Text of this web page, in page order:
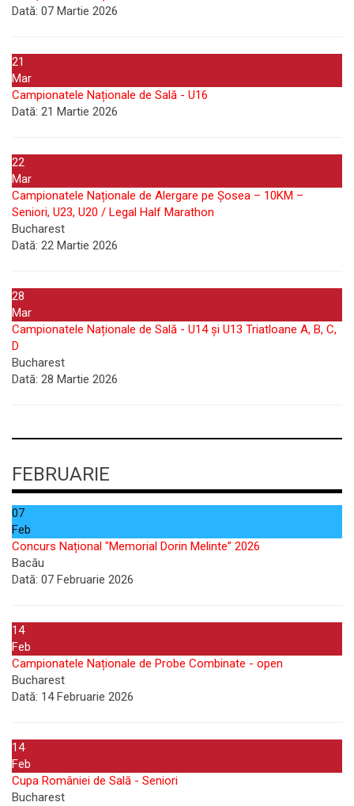
Dată: 07 Martie 2026
21
Mar
Campionatele Naționale de Sală - U16
Dată: 21 Martie 2026
22
Mar
Campionatele Naționale de Alergare pe Șosea – 10KM –
Seniori, U23, U20 / Legal Half Marathon
Bucharest
Dată: 22 Martie 2026
28
Mar
Campionatele Naționale de Sală - U14 și U13 Triatloane A, B, C,
D
Bucharest
Dată: 28 Martie 2026
FEBRUARIE
07
Feb
Concurs Național "Memorial Dorin Melinte” 2026
Bacău
Dată: 07 Februarie 2026
14
Feb
Campionatele Naționale de Probe Combinate - open
Bucharest
Dată: 14 Februarie 2026
14
Feb
Cupa României de Sală - Seniori
Bucharest